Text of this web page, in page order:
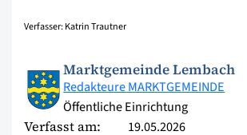
Verfasser: Katrin Trautner
Marktgemeinde Lembach
Redakteure MARKTGEMEINDE
Öffentliche Einrichtung
Verfasst am: 19.05.2026